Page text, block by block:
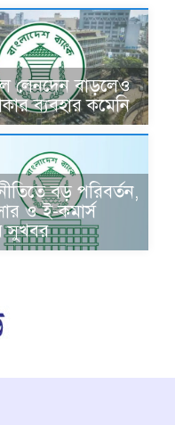
লেনদেন বাড়লেও
ব্যবহার কমেনি
নীতিতে বড় পরিবর্তন,
ও ই-কমার্স
সুখবর